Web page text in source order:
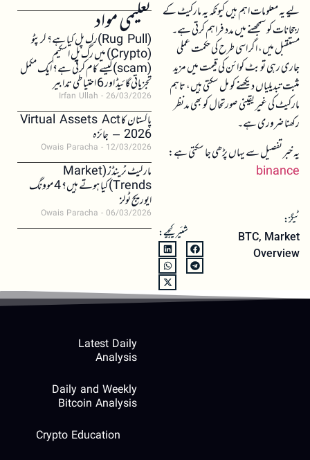
لیے یہ معلومات اہم ہیں کیونکہ یہ مارکیٹ کے
رجحانات کو سمجھنے میں مدد فراہم کرتی ہے۔
مستقبل میں، اگر اسی طرح کی حکمت عملی
جاری رہی تو بٹ کوائن کی قیمت میں مزید
مثبت تبدیلیاں دیکھنے کو مل سکتی ہیں، تاہم
مارکیٹ کی غیر یقینی صورتحال کو بھی مدنظر
رکھنا ضروری ہے۔
یہ خبر تفصیل سے یہاں پڑھی جا سکتی ہے:
binance
ٹیگز:
BTC, Market
Overview
شئیر کیجیے:
تعلیمی مواد(Rug Pull)رگ پل کیا ہے؟ کرپٹو
(Crypto) میں رگ پل اسکیم
(scam)کیسے کام کرتی ہے؟ ایک مکمل
تجزیاتی گائیڈ اور 6 احتیاطی تدابیر
Irfan Ullah 26/03/2026
پاکستان کا Virtual Assets Act
2026 – جائزہ
Owais Paracha 12/03/2026
مارکیٹ ٹرینڈز (Market
Trends) کیا ہوتے ہیں؟ 4 موونگ
ایوریج ٹولز
Owais Paracha 06/03/2026
Latest Daily
Analysis
Daily and Weekly
Bitcoin Analysis
Crypto Education